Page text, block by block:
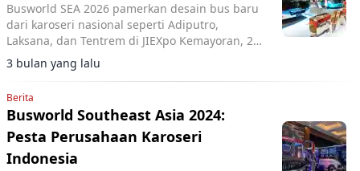
Busworld SEA 2026 pamerkan desain bus baru
dari karoseri nasional seperti Adiputro,
Laksana, dan Tentrem di JIEXpo Kemayoran, 20-
22 Mei. Edisi terbesar dengan 1.500+
partisipan.
3 bulan yang lalu
Berita
Busworld Southeast Asia 2024:
Pesta Perusahaan Karoseri
Indonesia